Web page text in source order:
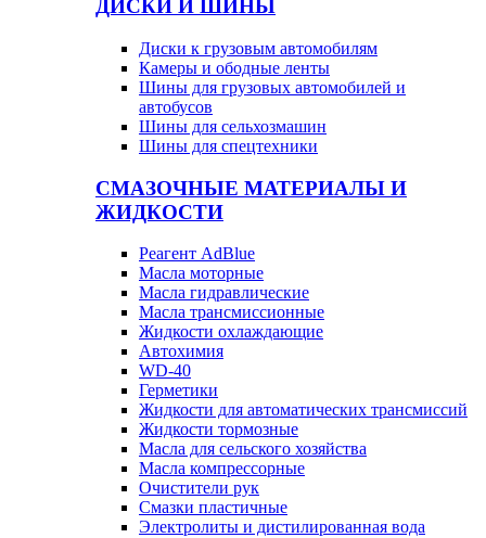
ДИСКИ И ШИНЫ
Диски к грузовым автомобилям
Камеры и ободные ленты
Шины для грузовых автомобилей и
автобусов
Шины для сельхозмашин
Шины для спецтехники
СМАЗОЧНЫЕ МАТЕРИАЛЫ И
ЖИДКОСТИ
Реагент AdBlue
Масла моторные
Масла гидравлические
Масла трансмиссионные
Жидкости охлаждающие
Автохимия
WD-40
Герметики
Жидкости для автоматических трансмиссий
Жидкости тормозные
Масла для сельского хозяйства
Масла компрессорные
Очистители рук
Смазки пластичные
Электролиты и дистилированная вода